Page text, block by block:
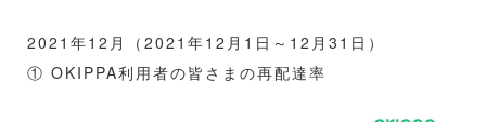
2021年12月（2021年12月1日～12月31日）
① OKIPPA利用者の皆さまの再配達率